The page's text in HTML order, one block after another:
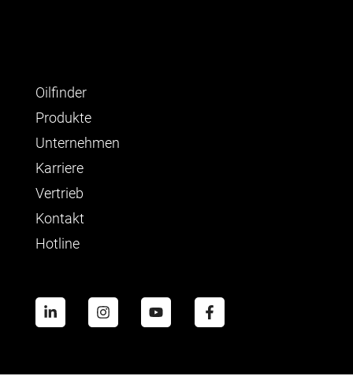
Oilfinder
Produkte
Unternehmen
Karriere
Vertrieb
Kontakt
Hotline